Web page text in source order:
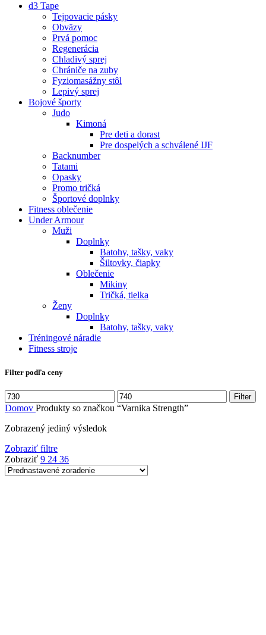
d3 Tape
Tejpovacie pásky
Obväzy
Prvá pomoc
Regenerácia
Chladivý sprej
Chrániče na zuby
Fyziomasážny stôl
Lepivý sprej
Bojové športy
Judo
Kimoná
Pre deti a dorast
Pre dospelých a schválené IJF
Backnumber
Tatami
Opasky
Promo tričká
Športové doplnky
Fitness oblečenie
Under Armour
Muži
Doplnky
Batohy, tašky, vaky
Šiltovky, čiapky
Oblečenie
Mikiny
Tričká, tielka
Ženy
Doplnky
Batohy, tašky, vaky
Tréningové náradie
Fitness stroje
Filter podľa ceny
Minimálna
cena
Maximálna
cena
Filter
Domov Produkty so značkou “Varnika Strength”
Zobrazený jediný výsledok
Zobraziť filtre
Zobraziť 9 24 36